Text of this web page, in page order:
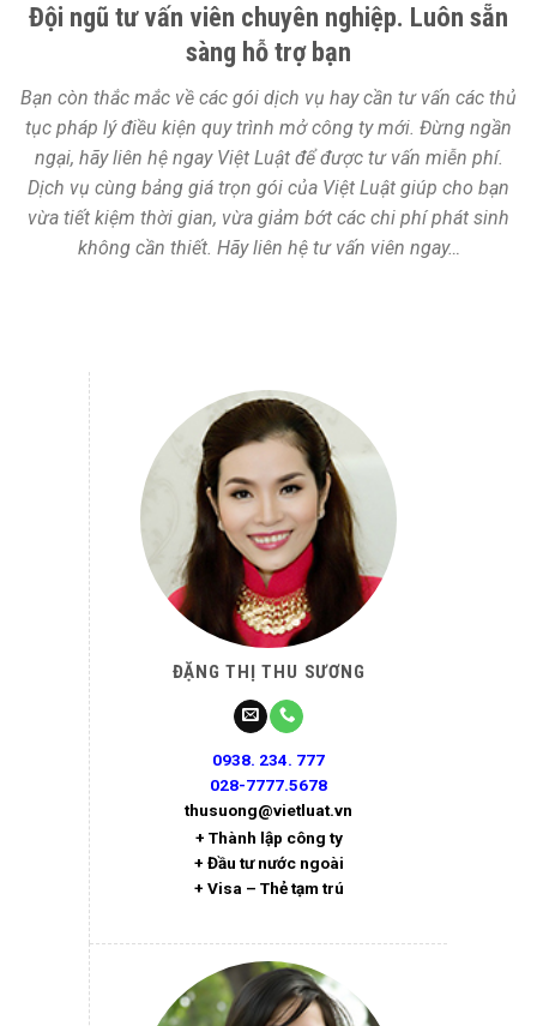
Đội ngũ tư vấn viên chuyên nghiệp. Luôn sẵn
sàng hỗ trợ bạn
Bạn còn thắc mắc về các gói dịch vụ hay cần tư vấn các thủ
tục pháp lý điều kiện quy trình mở công ty mới. Đừng ngần
ngại, hãy liên hệ ngay Việt Luật để được tư vấn miễn phí.
Dịch vụ cùng bảng giá trọn gói của Việt Luật giúp cho bạn
vừa tiết kiệm thời gian, vừa giảm bớt các chi phí phát sinh
không cần thiết. Hãy liên hệ tư vấn viên ngay…
ĐẶNG THỊ THU SƯƠNG
0938. 234. 777
028-7777.5678
thusuong@vietluat.vn
+ Thành lập công ty
+ Đầu tư nước ngoài
+ Visa – Thẻ tạm trú